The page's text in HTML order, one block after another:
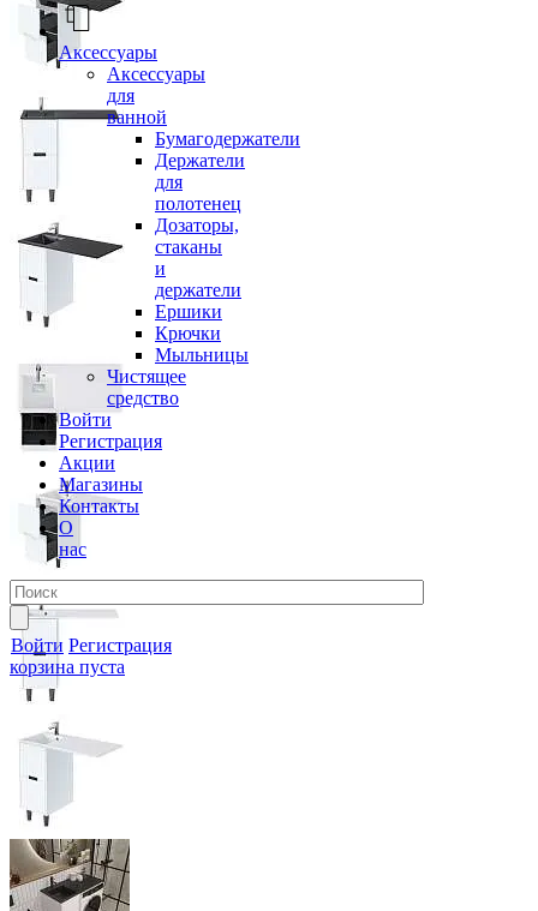
Аксессуары
Аксессуары
для
ванной
Бумагодержатели
Держатели
для
полотенец
Дозаторы,
стаканы
и
держатели
Ершики
Крючки
Мыльницы
Чистящее
средство
Войти
Регистрация
Акции
Магазины
Контакты
О
нас
Войти Регистрация
корзина пуста